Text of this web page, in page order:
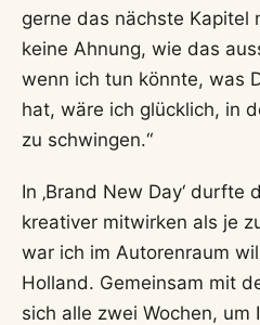
gerne das nächste Kapitel
keine Ahnung, wie das
wenn ich tun könnte, was
hat, wäre ich glücklich, in
zu schwingen.“
In ‚Brand New Day‘ durfte
kreativer mitwirken als je
war ich im Autorenraum
Holland. Gemeinsam mit
sich alle zwei Wochen,